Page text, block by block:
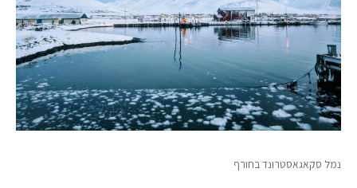
נמל סקאגאסטרונד בחורף